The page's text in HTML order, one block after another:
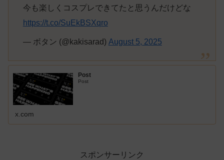
今も楽しくコスプレできてたと思うんだけどな
https://t.co/SuEkBSXqro
— ボタン (@kakisarad) August 5, 2025
Post
Post
x.com
スポンサーリンク